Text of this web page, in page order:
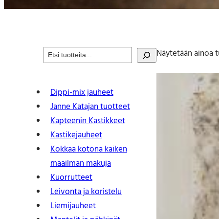
e
Dippi-mix jauheet
Janne Katajan tuotteet
Kapteenin Kastikkeet
Kastike­jauheet
Kokkaa kotona kaiken
maailman makuja
Kuorrutteet
Leivonta ja koristelu
Liemijauheet
Näytetään ainoa